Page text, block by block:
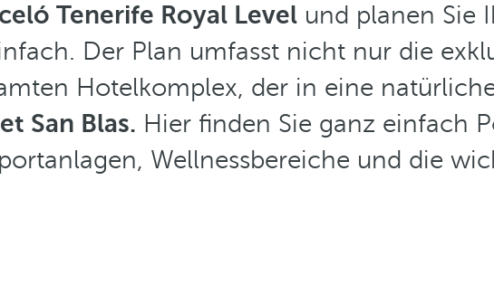
Tenerife Royal Levelund planen Sie
Der Plan umfasst nicht nur die
Hotelkomplex, der in eine
San Blas. Hier finden Sie ganz einfach
Wellnessbereiche und die